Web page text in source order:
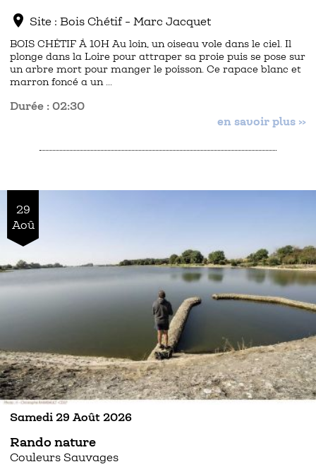
location_on Site : Bois Chétif - Marc Jacquet
BOIS CHÉTIF À 10H Au loin, un oiseau vole dans le ciel. Il
plonge dans la Loire pour attraper sa proie puis se pose sur
un arbre mort pour manger le poisson. Ce rapace blanc et
marron foncé a un …
Durée : 02:30
en savoir plus »
29
Aoû
Samedi 29 Août 2026
Rando nature
Couleurs Sauvages